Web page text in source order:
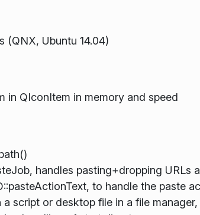
(QNX, Ubuntu 14.04)
in QIconItem in memory and speed
handles pasting+dropping URLs
to handle the paste
script or desktop file in a file